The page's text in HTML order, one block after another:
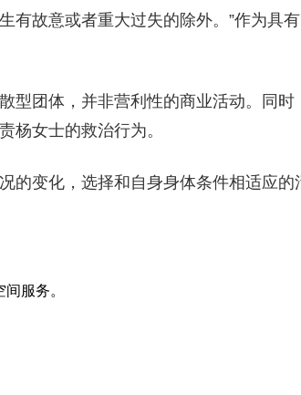
故意或者重大过失的除外。”作为具
团体，并非营利性的商业活动。同时
杨女士的救治行为。
变化，选择和自身身体条件相适应的
服务。